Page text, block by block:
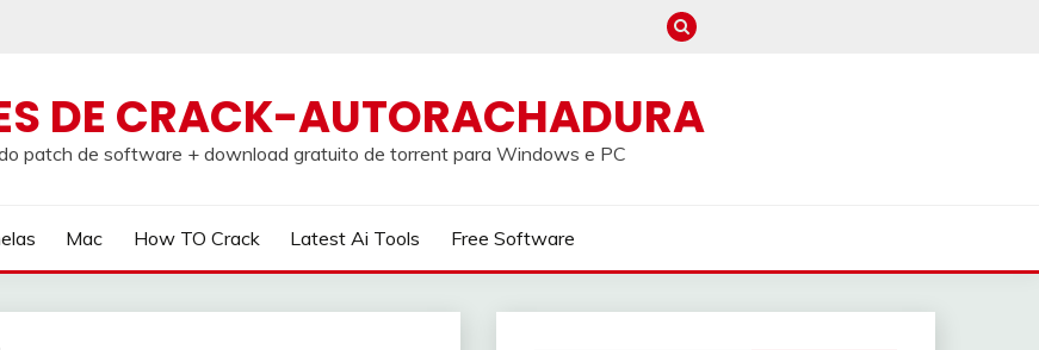
DE CRACK-AUTORACHADURA
patch de software + download gratuito de torrent para Windows e PC
Mac How TO Crack Latest Ai Tools Free Software